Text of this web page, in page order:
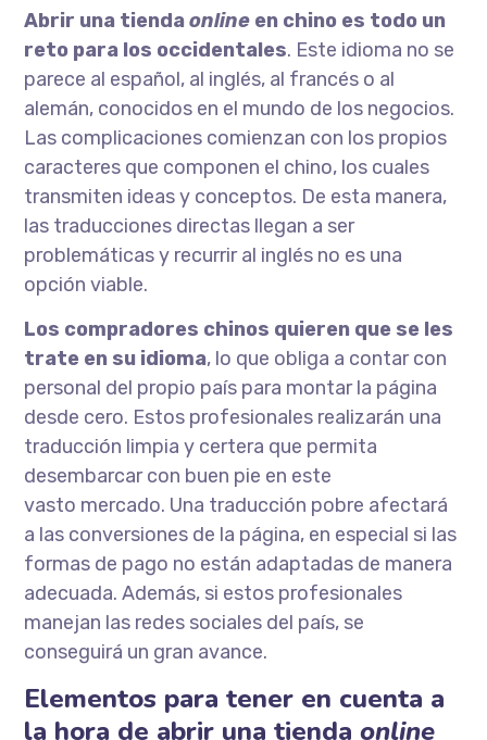
Abrir una tiendaonline en chino es todo un
reto para los occidentales. Este idioma no se
parece al español, al inglés, al francés o al
alemán, conocidos en el mundo de los negocios.
Las complicaciones comienzan con los propios
caracteres que componen el chino, los cuales
transmiten ideas y conceptos. De esta manera,
las traducciones directas llegan a ser
problemáticas y recurrir al inglés no es una
opción viable.
Los compradores chinos quieren que se les
trate en su idioma, lo que obliga a contar con
personal del propio país para montar la página
desde cero. Estos profesionales realizarán una
traducción limpia y certera que permita
desembarcar con buen pie en este
vasto mercado. Una traducción pobre afectará
a las conversiones de la página, en especial si las
formas de pago no están adaptadas de manera
adecuada. Además, si estos profesionales
manejan las redes sociales del país, se
conseguirá un gran avance.
Elementos para tener en cuenta a
la hora de abrir una tiendaonline